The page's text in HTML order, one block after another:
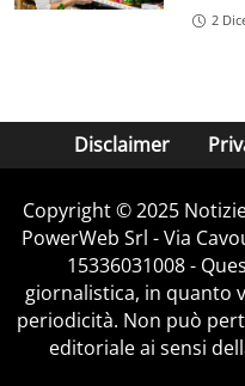
2
Disclaimer
Copyright © 2025
PowerWeb Srl - Via
15336031008 -
giornalistica, in quanto
periodicità. Non può
editoriale ai sensi